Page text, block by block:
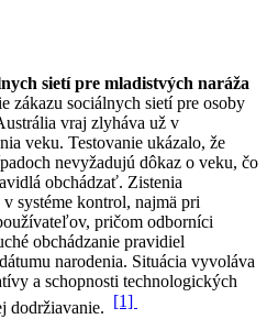
sietí pre mladistvých naráža
zákazu sociálnych sietí pre osoby
vraj zlyháva už v
veku. Testovanie ukázalo, že
nevyžadujú dôkaz o veku, čo
obchádzať. Zistenia
systéme kontrol, najmä pri
pričom odborníci
obchádzanie pravidiel
narodenia. Situácia vyvoláva
a schopnosti technologických
dodržiavanie. [1]